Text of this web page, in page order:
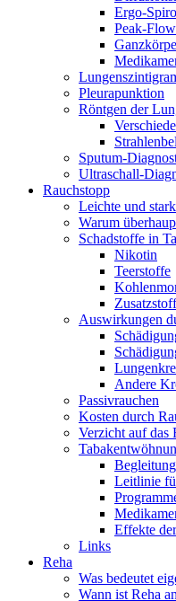
Ergo-
Peak-
Pleurapunktion
Röntgen der
Sputum-
Ultraschall-
Rauchstopp
Leichte und
Warum
Schadstoffe in
Nikotin
Teerstoffe
Auswirkungen
Andere
Passivrauchen
Kosten durch
Verzicht auf das
Leitlinie
Effekte
Links
Reha
Was bedeutet
Wann ist Reha